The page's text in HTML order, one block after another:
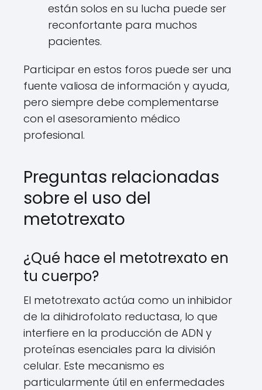
están solos en su lucha puede ser
reconfortante para muchos
pacientes.
Participar en estos foros puede ser una
fuente valiosa de información y ayuda,
pero siempre debe complementarse
con el asesoramiento médico
profesional.
Preguntas relacionadas
sobre el uso del
metotrexato
¿Qué hace el metotrexato en
tu cuerpo?
El metotrexato actúa como un inhibidor
de la dihidrofolato reductasa, lo que
interfiere en la producción de ADN y
proteínas esenciales para la división
celular. Este mecanismo es
particularmente útil en enfermedades